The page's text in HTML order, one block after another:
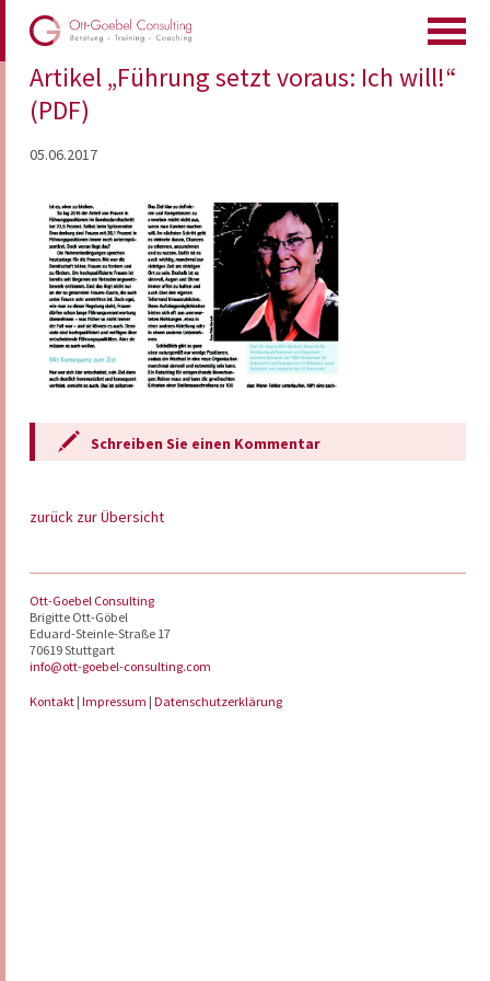
Artikel „Führung setzt voraus: Ich will!“
(PDF)
05.06.2017
Schreiben Sie einen Kommentar
zurück zur Übersicht
Ott-Goebel Consulting
Brigitte Ott-Göbel
Eduard-Steinle-Straße 17
70619 Stuttgart
info@ott-goebel-consulting.com
Kontakt |Impressum |Datenschutzerklärung